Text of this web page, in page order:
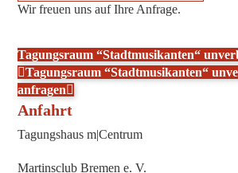
Wir freu­en uns auf Ihre Anfrage.
Tagungs­raum “Stadt­mu­si­kan­ten“
Tagungs­raum “Stadt­mu­si­kan­ten“
anfragen
Anfahrt
Tagungs­haus m|Centrum
Mar­tins­club Bre­men e. V.